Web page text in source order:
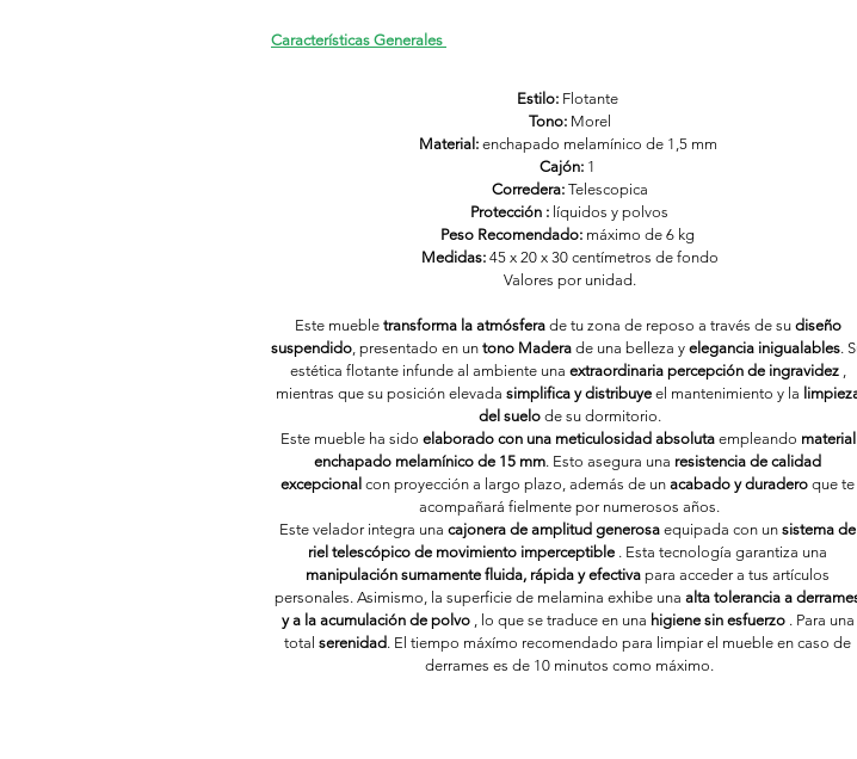
Características Generales
Estilo: Flotante
Tono: Morel
Material: enchapado melamínico de 1,5 mm
Cajón: 1
Corredera: Telescopica
Protección : líquidos y polvos
Peso Recomendado: máximo de 6 kg
Medidas: 45 x 20 x 30 centímetros de fondo
Valores por unidad.
Este mueble transforma la atmósfera de tu zona de reposo a través de su diseño
suspendido, presentado en un tono Madera de una belleza y elegancia inigualables.
estética flotante infunde al ambiente una extraordinaria percepción de ingravidez ,
mientras que su posición elevada simplifica y distribuye el mantenimiento y la
del suelo de su dormitorio.
Este mueble ha sido elaborado con una meticulosidad absoluta empleando material
enchapado melamínico de 15 mm. Esto asegura una resistencia de calidad
excepcional con proyección a largo plazo, además de un acabado y duradero que te
acompañará fielmente por numerosos años.
Este velador integra una cajonera de amplitud generosa equipada con un sistema de
riel telescópico de movimiento imperceptible . Esta tecnología garantiza una
manipulación sumamente fluida, rápida y efectiva para acceder a tus artículos
personales. Asimismo, la superficie de melamina exhibe una alta tolerancia a
y a la acumulación de polvo , lo que se traduce en una higiene sin esfuerzo . Para una
total serenidad. El tiempo máxímo recomendado para limpiar el mueble en caso de
derrames es de 10 minutos como máximo.